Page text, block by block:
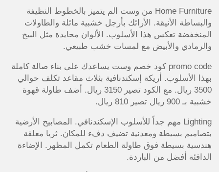
Home Furniture من وست الم يتميز بالخطوط النظيفة
والبساطة الأنيقة. الأرائك بأرجل خشبية مائلة والطاولات
المنخفضة تعكس هذا الأسلوب. الألوان محايدة مثل البيج
والرمادي والأبيض مع لمسات خشب طبيعي.
promo code كود خصم وست يساعدك على بناء صالة كاملة
بهذا الأسلوب. أريكة إسكندنافية بثلاث مقاعد تكلف حوالي
3500 ريال. مع الكود تصير 3150 ريال. أضف طاولة قهوة
خشبية بـ 900 ريال تصير 810 ريال.
Lighting مهم جداً للأسلوب الإسكندنافي. المصابيح الأرضية
بتصاميم بسيطة ومعدنية تضيف دفء للمكان. ثريا معلقة
هندسية بسيطة فوق طاولة الطعام تكمل المظهر. الإضاءة
الدافئة أفضل من الباردة.